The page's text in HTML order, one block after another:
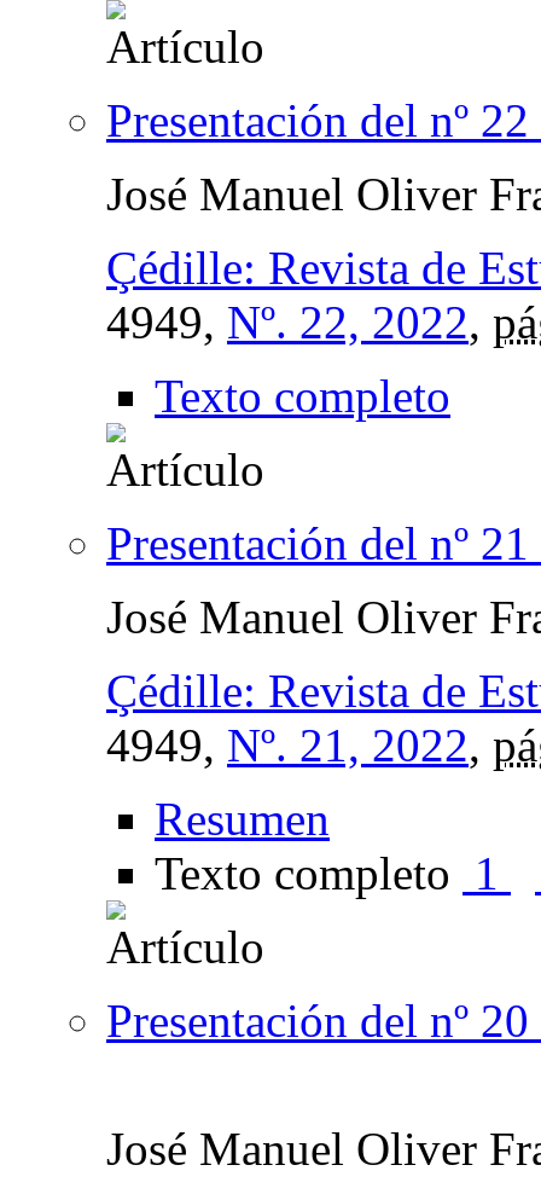
Presentación del nº
José Manuel Oliver
Çédille: Revista de
4949, Nº. 22, 2022,
Texto completo
Presentación del nº
José Manuel Oliver
Çédille: Revista de
4949, Nº. 21, 2022,
Resumen
Texto completo 1
Presentación del nº
José Manuel Oliver